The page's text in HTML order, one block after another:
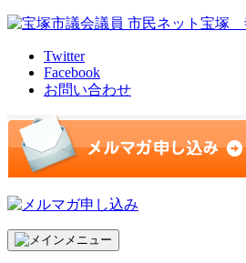
Skip
contentTwitter
Facebook
お問い合わせ